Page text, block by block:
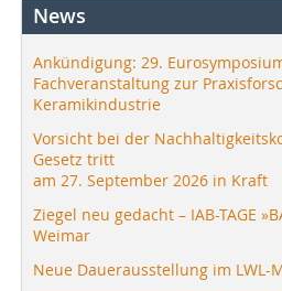
News
Ankündigung: 29.
Fachveranstaltung zur
Keramikindustrie
Vorsicht bei der
Gesetz tritt
am 27. September 2026 in Kraft
Ziegel neu gedacht – IAB-TAGE
Weimar
Neue Dauerausstellung im LWL-